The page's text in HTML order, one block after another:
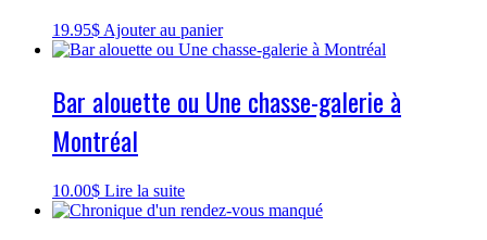
19.95$ Ajouter au panier
Bar alouette ou Une chasse-galerie à
Montréal
10.00$ Lire la suite